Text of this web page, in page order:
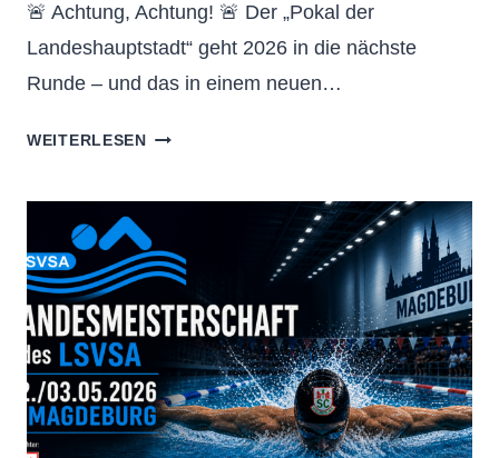
🚨 Achtung, Achtung! 🚨 Der „Pokal der
Landeshauptstadt“ geht 2026 in die nächste
Runde – und das in einem neuen…
WEITERLESEN21.
DIE
POKALE
DER
LANDESHAUPTSTADT
MAGDEBURG
2026